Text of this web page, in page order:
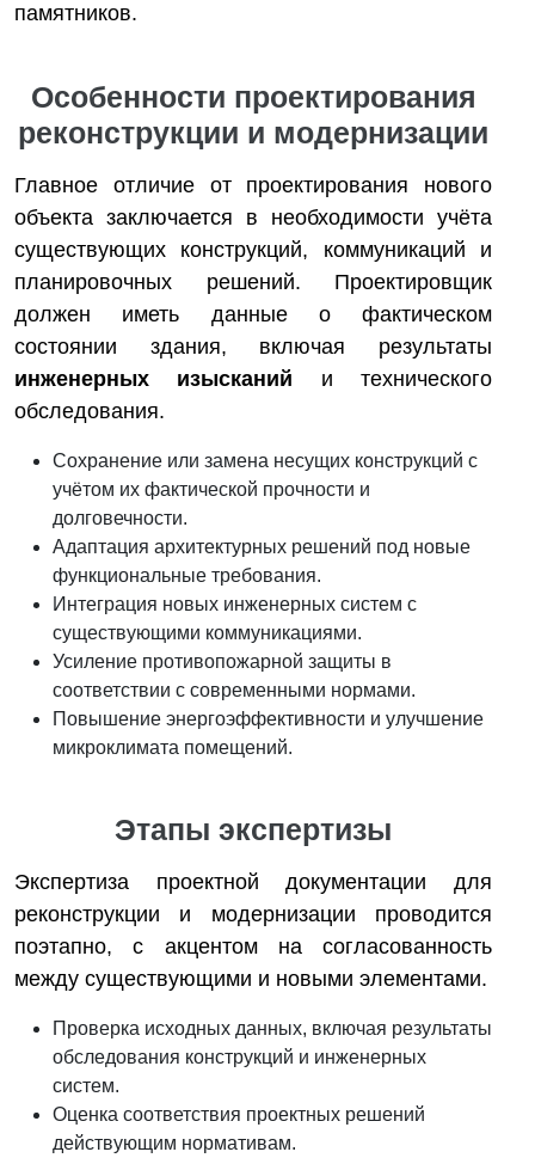
памятников.
Особенности проектирования
реконструкции и модернизации
Главное отличие от проектирования нового
объекта заключается в необходимости учёта
существующих конструкций, коммуникаций и
планировочных решений. Проектировщик
должен иметь данные о фактическом
состоянии здания, включая результаты
инженерных изысканий и технического
обследования.
Сохранение или замена несущих конструкций с
учётом их фактической прочности и
долговечности.
Адаптация архитектурных решений под новые
функциональные требования.
Интеграция новых инженерных систем с
существующими коммуникациями.
Усиление противопожарной защиты в
соответствии с современными нормами.
Повышение энергоэффективности и улучшение
микроклимата помещений.
Этапы экспертизы
Экспертиза проектной документации для
реконструкции и модернизации проводится
поэтапно, с акцентом на согласованность
между существующими и новыми элементами.
Проверка исходных данных, включая результаты
обследования конструкций и инженерных
систем.
Оценка соответствия проектных решений
действующим нормативам.